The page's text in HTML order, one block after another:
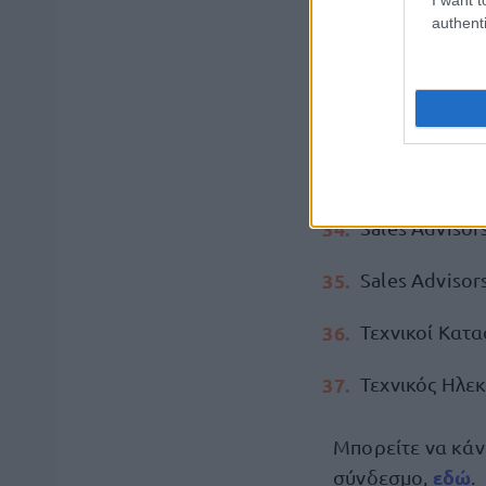
Τεχνικοί
Visual
Sales
Sales
Τεχνικοί
Τεχνικός
Μπορείτε να
σύνδεσμο, εδώ